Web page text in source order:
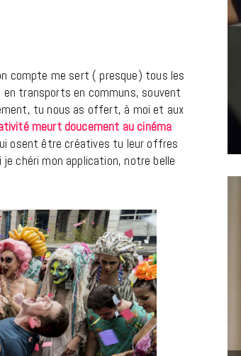
compte me sert ( presque) tous les
transports en communs, souvent
tu nous as offert, à moi et aux
meurt doucement au cinéma
osent être créatives tu leur offres
chéri mon application, notre belle
Cage The Elephant, l’ivoire du rock
dévoile « Beaches In Tennessee »